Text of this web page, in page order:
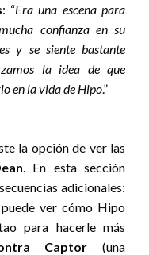
: “Era una escena para
confianza en su
y se siente bastante
la idea de que
en la vida de Hipo.”
la opción de ver las
. En esta sección
adicionales:
ver cómo Hipo
para hacerle más
Captor (una